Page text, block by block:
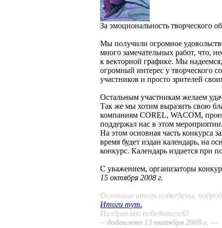
За эмоциональность творческого
Мы получили огромное
много замечательных работ, что,
к векторной графике. Мы
огромный интерес у творческого
участников и просто зрителей
Остальным участникам желаем
Так же мы хотим выразить свою
компаниям COREL, WACOM,
поддержал нас в этом
На этом основная часть конкурса
время будет издан календарь, на
конкурс. Календарь издается при
С уважением, организаторы
15 октября 2008 г.
Основные итоги подведены,
Итоги тут.
Поздравляю победителей!
-- добавлено 13 октября 2008 г. ---